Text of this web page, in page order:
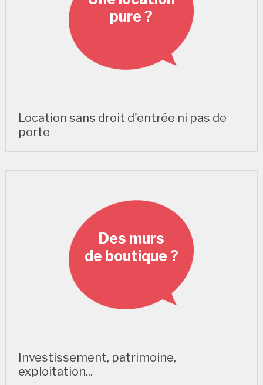
pure ?
Location sans droit d'entrée ni pas de
porte
Des murs
de boutique ?
Investissement, patrimoine,
exploitation...